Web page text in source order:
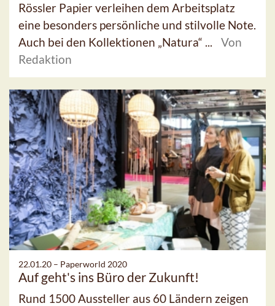
Rössler Papier verleihen dem Arbeitsplatz
eine besonders persönliche und stilvolle Note.
Auch bei den Kollektionen „Natura“ ...
Von
Redaktion
22.01.20 – Paperworld 2020
Auf geht's ins Büro der Zukunft!
Rund 1500 Aussteller aus 60 Ländern zeigen